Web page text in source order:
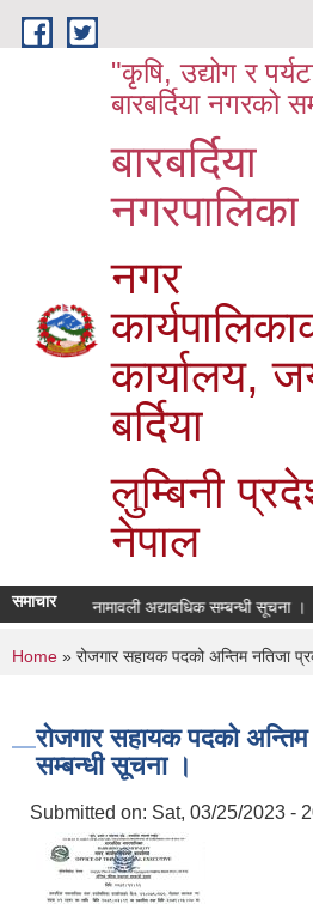
Skip to main content
"कृषि, उद्योग र
बारबर्दिया नगरको
बारबर्दिया
नगरपालिका
नगर
कार्यालय,
बर्दिया
लुम्बिनी
नेपाल
समाचारमतदाता नामावली अद्यावधिक सम्बन्धी सूचना ।
You are here
Home » रोजगार सहायक पदको अन्तिम नतिजा
रोजगार सहायक पदको
सम्बन्धी सूचना ।
Submitted on: Sat, 03/25/2023 -